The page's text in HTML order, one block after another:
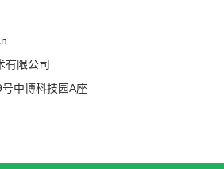
有限公司
中博科技园A座